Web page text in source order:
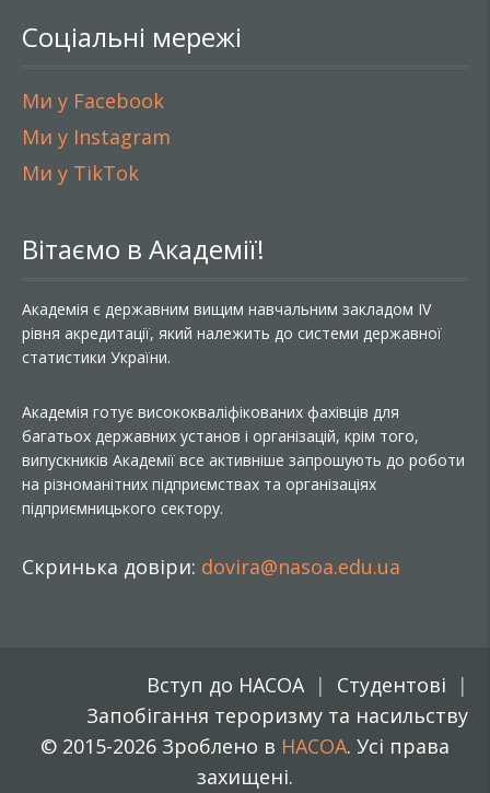
Соціальні мережі
Ми у Facebook
Ми у Instagram
Ми у TikTok
Вітаємо в Академії!
Академія є державним вищим навчальним закладом IV
рівня акредитації, який належить до системи державної
статистики України.
Академія готує висококваліфікованих фахівців для
багатьох державних установ і організацій, крім того,
випускників Академії все активніше запрошують до роботи
на різноманітних підприємствах та організаціях
підприємницького сектору.
Скринька довіри: dovira@nasoa.edu.ua
Вступ до НАСОА
Студентові
Запобігання тероризму та насильству
© 2015-2026 Зроблено в НАСОА. Усі права
захищені.